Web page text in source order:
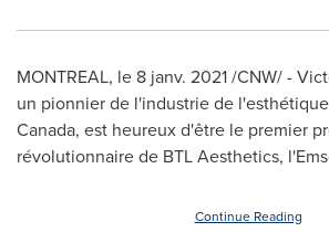
MONTREAL, le 8 janv. 2021 /CNW/ -
un pionnier de l'industrie de
Canada, est heureux d'être le premier
révolutionnaire de BTL Aesthetics,
Continue Reading